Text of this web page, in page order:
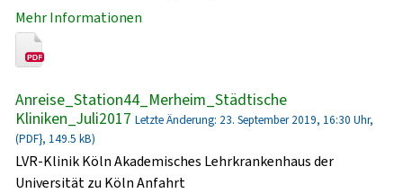
Mehr Informationen
Anreise_Station44_Merheim_Städtische
Kliniken_Juli2017 Letzte Änderung: 23. September 2019, 16:30 Uhr,
(PDF}, 149.5 kB)
LVR-Klinik Köln Akademisches Lehrkrankenhaus der
Universität zu Köln Anfahrt